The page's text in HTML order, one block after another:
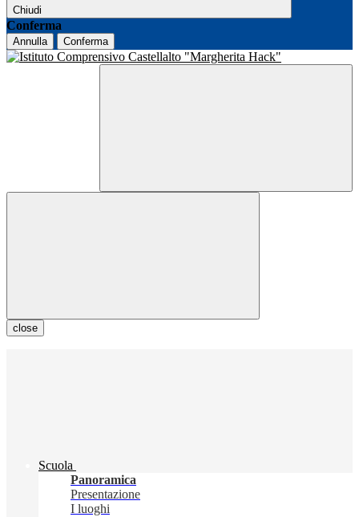
Chiudi
Conferma
Annulla Conferma
close
Scuola
Panoramica
Presentazione
I luoghi